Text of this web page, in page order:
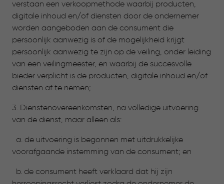
verstaan een verkoopmethode waarbij producten,
digitale inhoud en/of diensten door de ondernemer
worden aangeboden aan de consument die
persoonlijk aanwezig is of de mogelijkheid krijgt
persoonlijk aanwezig te zijn op de veiling, onder leiding
van een veilingmeester, en waarbij de succesvolle
bieder verplicht is de producten, digitale inhoud en/of
diensten af te nemen;
3. Dienstenovereenkomsten, na volledige uitvoering
van de dienst, maar alleen als:
a. de uitvoering is begonnen met uitdrukkelijke
voorafgaande instemming van de consument; en
b. de consument heeft verklaard dat hij zijn